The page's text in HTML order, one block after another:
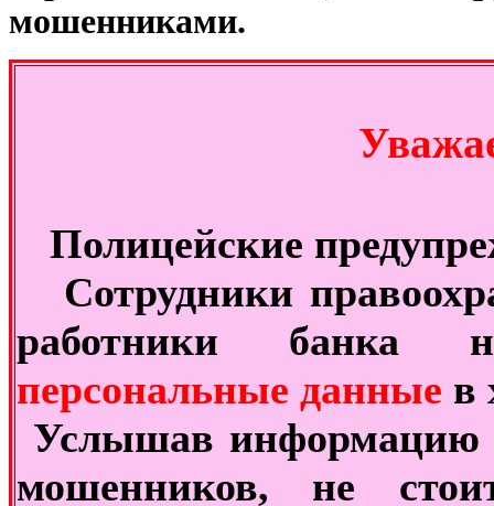
мошенниками.
Уважаемые
Полицейские
Сотрудники
работники банка
персональные данные в
Услышав информацию
мошенников, не